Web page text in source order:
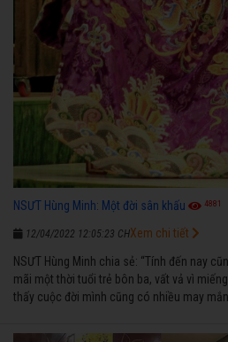
NSƯT Hùng Minh: Một đời sân khấu 4881
12/04/2022 12:05:23 CH
NSƯT Hùng Minh chia sẻ: “Tính đến nay
mãi một thời tuổi trẻ bôn ba, vất vả vì
thấy cuộc đời mình cũng có nhiều may
ngược nhận được những cơ may để từng
Xem chi tiết